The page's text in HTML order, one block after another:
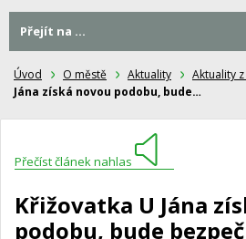
Úvod O městě Aktuality Aktuality
Jána získá novou podobu, bude…
Přečíst článek nahlas
Křižovatka U Jána
podobu, bude
Přejít na ...